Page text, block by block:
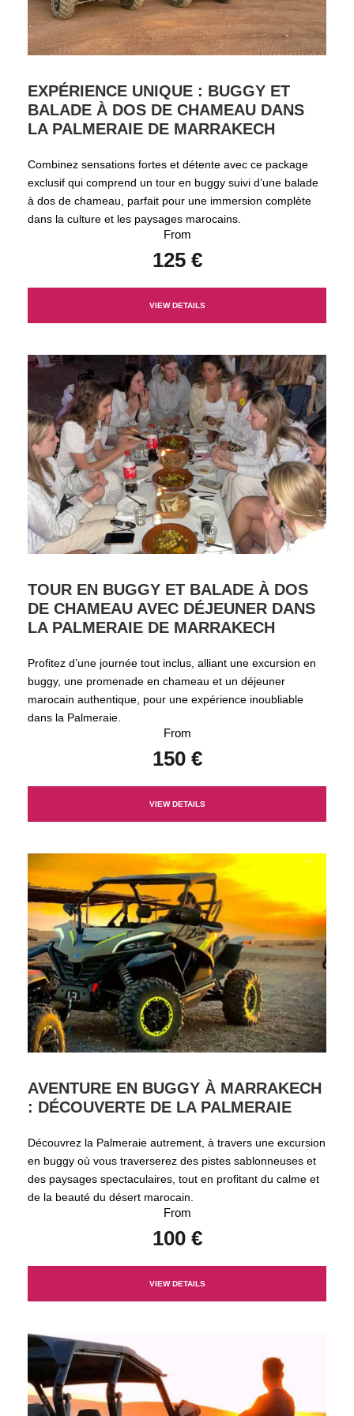
EXPÉRIENCE UNIQUE : BUGGY ET
BALADE À DOS DE CHAMEAU DANS
LA PALMERAIE DE MARRAKECH
Combinez sensations fortes et détente avec ce package
exclusif qui comprend un tour en buggy suivi d’une balade
à dos de chameau, parfait pour une immersion complète
dans la culture et les paysages marocains.
From
125 €
VIEW DETAILS
TOUR EN BUGGY ET BALADE À DOS
DE CHAMEAU AVEC DÉJEUNER DANS
LA PALMERAIE DE MARRAKECH
Profitez d’une journée tout inclus, alliant une excursion en
buggy, une promenade en chameau et un déjeuner
marocain authentique, pour une expérience inoubliable
dans la Palmeraie.
From
150 €
VIEW DETAILS
AVENTURE EN BUGGY À MARRAKECH
: DÉCOUVERTE DE LA PALMERAIE
Découvrez la Palmeraie autrement, à travers une excursion
en buggy où vous traverserez des pistes sablonneuses et
des paysages spectaculaires, tout en profitant du calme et
de la beauté du désert marocain.
From
100 €
VIEW DETAILS